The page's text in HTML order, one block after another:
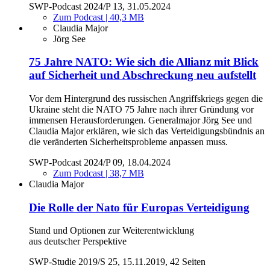
SWP-Podcast 2024/P 13, 31.05.2024
Zum Podcast | 40,3 MB
Claudia Major
Jörg See
75 Jahre NATO: Wie sich die Allianz mit Blick
auf Sicherheit und Abschreckung neu aufstellt
Vor dem Hintergrund des russischen Angriffskriegs gegen die
Ukraine steht die NATO 75 Jahre nach ihrer Gründung vor
immensen Herausforderungen. Generalmajor Jörg See und
Claudia Major erklären, wie sich das Verteidigungsbündnis an
die veränderten Sicherheitsprobleme anpassen muss.
SWP-Podcast 2024/P 09, 18.04.2024
Zum Podcast | 38,7 MB
Claudia Major
Die Rolle der Nato für Europas Verteidigung
Stand und Optionen zur Weiterentwicklung
aus deutscher Perspektive
SWP-Studie 2019/S 25, 15.11.2019, 42 Seiten